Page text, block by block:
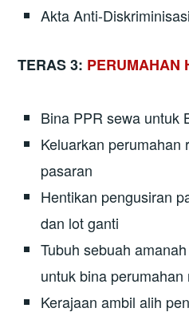
Akta Anti-
TERAS 3: PERUMAHAN
Bina PPR sewa untuk
Keluarkan perumahan
pasaran
Hentikan pengusiran
dan lot ganti
Tubuh sebuah
untuk bina perumahan
Kerajaan ambil alih